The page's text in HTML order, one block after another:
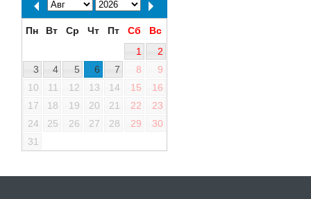
Пн Вт Ср Чт Пт Сб
Вс
1
2
3
4 5 6 7 8
9
10
11 12 13 14 15
16
17
18 19 20 21 22
23
24
25 26 27 28 29
30
31